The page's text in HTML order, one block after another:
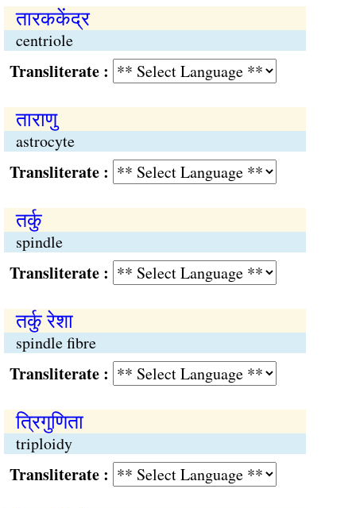
तारककेंद्र
centriole
:
ताराणु
astrocyte
:
तर्कु
spindle
:
तर्कु रेशा
spindle fibre
:
त्रिगुणिता
triploidy
: